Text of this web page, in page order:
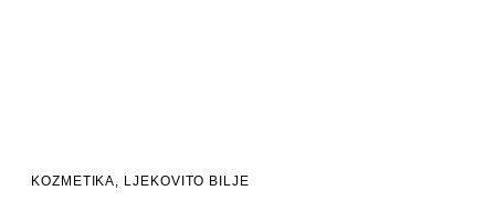
KOZMETIKA, LJEKOVITO BILJE